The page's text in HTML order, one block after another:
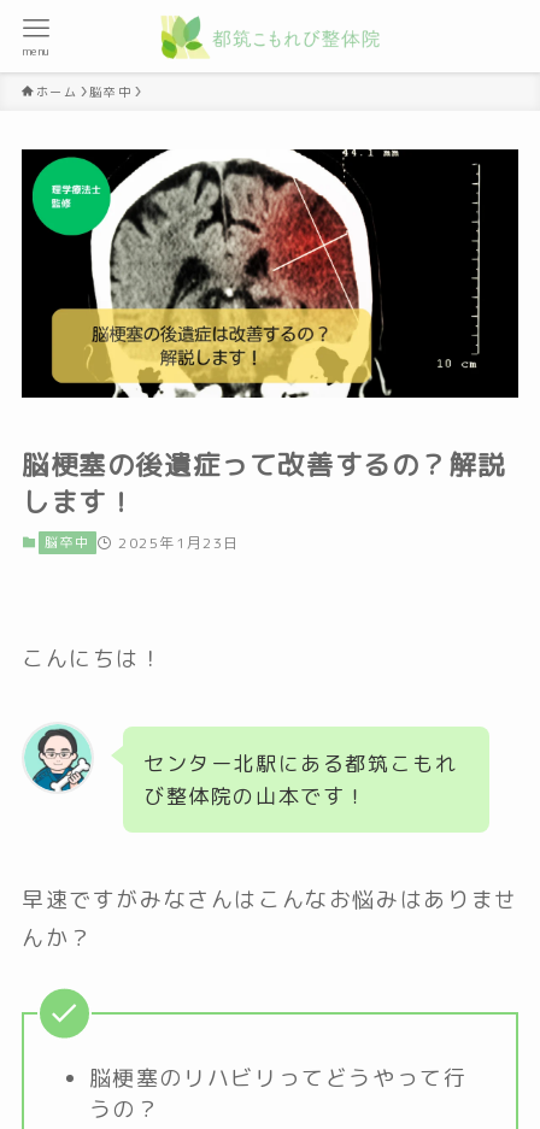
menu
ホーム 脳卒中
脳梗塞の後遺症って改善するの？解説
します！
脳卒中 2025年1月23日
こんにちは！
センター北駅にある都筑こもれ
び整体院の山本です！
早速ですがみなさんはこんなお悩みはありませ
んか？
脳梗塞のリハビリってどうやって行
うの？